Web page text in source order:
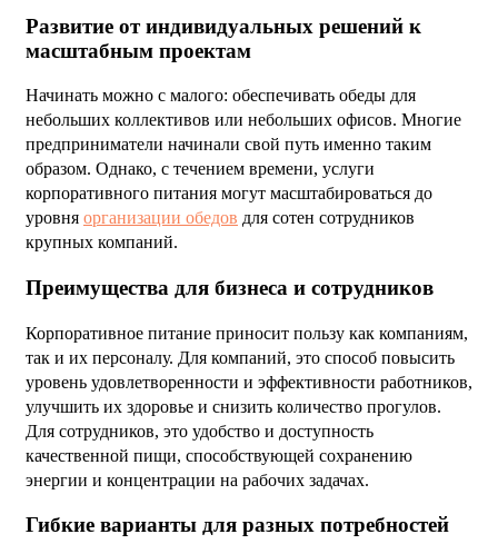
Развитие от индивидуальных решений к
масштабным проектам
Начинать можно с малого: обеспечивать обеды для
небольших коллективов или небольших офисов. Многие
предприниматели начинали свой путь именно таким
образом. Однако, с течением времени, услуги
корпоративного питания могут масштабироваться до
уровня организации обедов для сотен сотрудников
крупных компаний.
Преимущества для бизнеса и сотрудников
Корпоративное питание приносит пользу как компаниям,
так и их персоналу. Для компаний, это способ повысить
уровень удовлетворенности и эффективности работников,
улучшить их здоровье и снизить количество прогулов.
Для сотрудников, это удобство и доступность
качественной пищи, способствующей сохранению
энергии и концентрации на рабочих задачах.
Гибкие варианты для разных потребностей